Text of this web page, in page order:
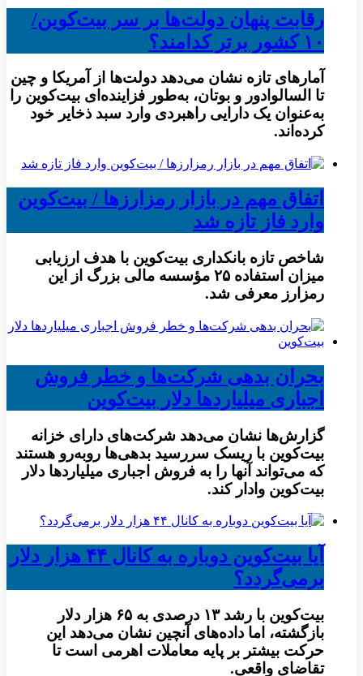
رقابت پنهان دولت‌ها بر سر بیت‌کوین/
۱۰ کشور برتر کدامند؟
آمارهای تازه نشان می‌دهد دولت‌ها از آمریکا و چین
تا السالوادور و بوتان، به‌طور فزاینده‌ای بیت‌کوین را
به‌عنوان یک دارایی راهبردی وارد سبد ذخایر خود
کرده‌اند.
اتفاق مهم در بازار رمزارزها / بیت‌کوین
وارد فاز تازه شد
شاخص تازه بانکداری بیت‌کوین با هدف ارزیابی
میزان استفاده ۲۵ مؤسسه مالی بزرگ از این
رمزارز معرفی شد.
بحران بدهی شرکت‌ها و خطر فروش
اجباری میلیاردها دلار بیت‌کوین
گزارش‌ها نشان می‌دهد شرکت‌های دارای خزانه
بیت‌کوین با ریسک سررسید بدهی‌ها روبه‌رو هستند
که می‌تواند آنها را به فروش اجباری میلیاردها دلار
بیت‌کوین وادار کند.
آیا بیت‌کوین دوباره به کانال ۴۴ هزار دلار
برمی‌گردد؟
بیت‌کوین با رشد ۱۳ درصدی به ۶۵ هزار دلار
بازگشته، اما داده‌های آنچین نشان می‌دهد این
حرکت بیشتر بر پایه معاملات اهرمی است تا
تقاضای واقعی.